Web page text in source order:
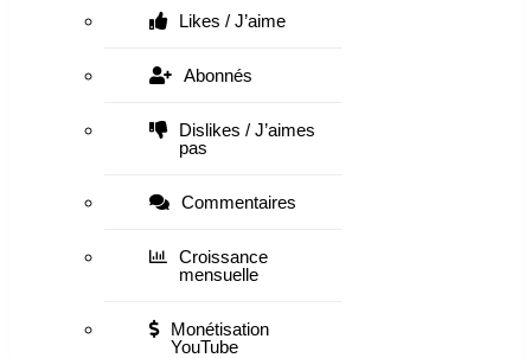
Likes / J’aime
Abonnés
Dislikes / J’aimes
pas
Commentaires
Croissance
mensuelle
Monétisation
YouTube